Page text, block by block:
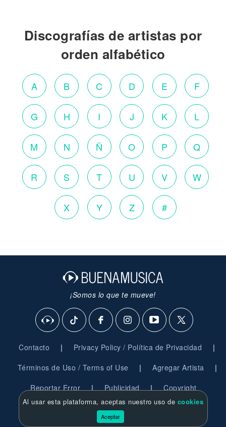
Discografías de artistas por
orden alfabético
A B C D E F
G H I J K L
M N Ñ O P Q
R S T U V W
X Y Z #
¡Somos lo que te mueve!
Contacto | Privacy Policy / Política de Privacidad |
Términos de Uso / Terms of Use | Agregar Artista |
Reportar Error | Publicidad | Copyright
© 2026 BuenaMusica.com - Derechos Reservados
Al usar esta plataforma, aceptas nuestro uso de cookies
Aceptar